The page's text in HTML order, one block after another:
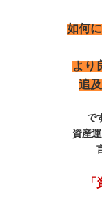
如何
より
追
で
資産